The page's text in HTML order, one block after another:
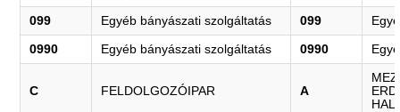
099 Egyéb bányászati szolgáltatás 099
0990 Egyéb bányászati szolgáltatás 0990
C FELDOLGOZÓIPAR A